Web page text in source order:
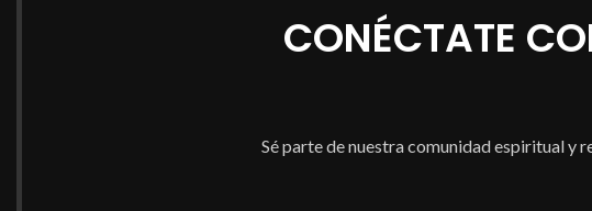
CONÉCTATE
Sé parte de nuestra comunidad espiritual y